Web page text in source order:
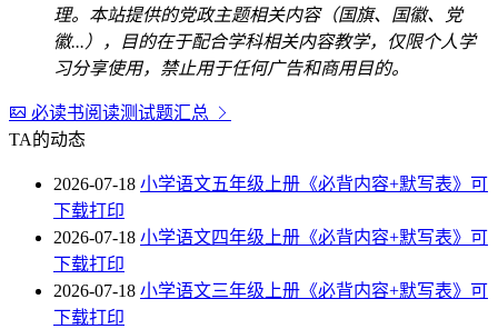
理。本站提供的党政主题相关内容（国旗、国徽、党
徽...），目的在于配合学科相关内容教学，仅限个人学
习分享使用，禁止用于任何广告和商用目的。
必读书阅读测试题汇总
TA的动态
2026-07-18 小学语文五年级上册《必背内容+默写表》可
下载打印
2026-07-18 小学语文四年级上册《必背内容+默写表》可
下载打印
2026-07-18 小学语文三年级上册《必背内容+默写表》可
下载打印